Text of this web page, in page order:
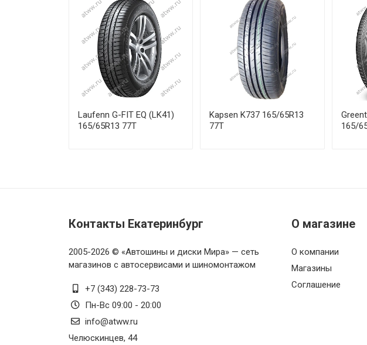
Laufenn G-FIT EQ (LK41)
165/65R13 77T
Kapsen K737 165/65R13
77T
165/
Контакты Екатеринбург
2005-2026 © «Автошины и диски Мира» — сеть
магазинов с автосервисами и шиномонтажом
+7 (343) 228-73-73
Пн-Вс 09:00 - 20:00
info@atww.ru
Челюскинцев, 44
О магазине
О компании
Магазины
Соглашение